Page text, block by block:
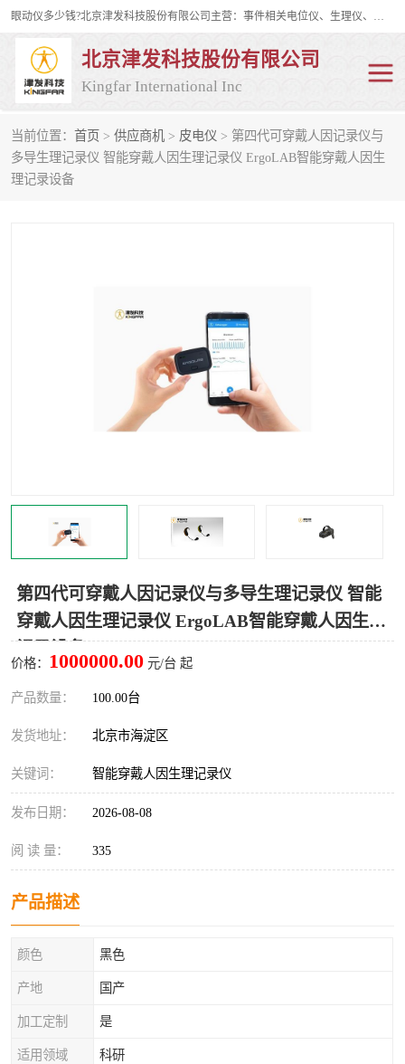
眼动仪多少钱?北京津发科技股份有限公司主营：事件相关电位仪、生理仪、肌电仪、脑电仪、皮电仪、眼动仪；是国家级高新技术企业、科技部认定的科技型中小企业和中关村高新技术企业，具备保密资格，具备自主进出口经营权；自主研发技术、产品与服务荣获多项省部级科学技术奖励、国家发明专利、国家软件著作权和省部级新技术新产品（服务）认证。
北京津发科技股份有限公司
Kingfar International Inc
当前位置： 首页 > 供应商机 > 皮电仪 > 第四代可穿戴人因记录仪与
多导生理记录仪 智能穿戴人因生理记录仪 ErgoLAB智能穿戴人因生
理记录设备
第四代可穿戴人因记录仪与多导生理记录仪 智能
穿戴人因生理记录仪 ErgoLAB智能穿戴人因生理
价格： 1000000.00 元/台 起
产品数量： 100.00台
发货地址： 北京市海淀区
关键词： 智能穿戴人因生理记录仪
发布日期： 2026-08-08
阅 读 量： 335
产品描述
颜色 黑色
产地 国产
加工定制 是
适用领域 科研
皮电仪 脑电仪
人机交互实验室
神经营销与消费行为实验 车俩与驾驶模拟
人机环境同步云平台 人因测评专家系统